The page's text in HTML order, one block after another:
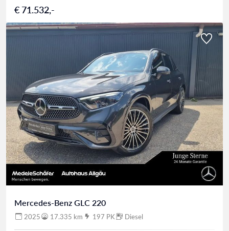
€ 71.532,-
Mercedes-Benz GLC 220
2025 17.335 km 197 PK Diesel